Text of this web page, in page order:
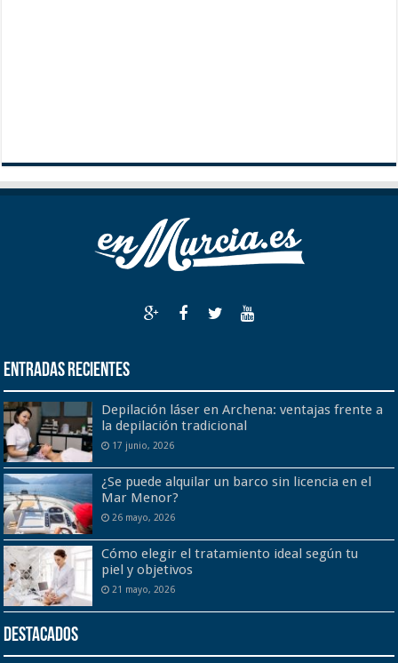
Entradas recientes
Depilación láser en Archena: ventajas frente a
la depilación tradicional
17 junio, 2026
¿Se puede alquilar un barco sin licencia en el
Mar Menor?
26 mayo, 2026
Cómo elegir el tratamiento ideal según tu
piel y objetivos
21 mayo, 2026
Destacados